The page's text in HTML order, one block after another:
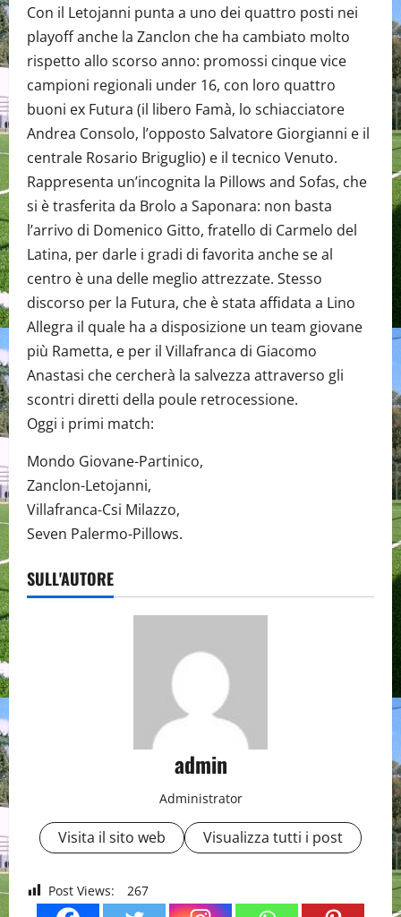
Con il Letojanni punta a uno dei quattro posti nei
playoff anche la Zanclon che ha cambiato molto
rispetto allo scorso anno: promossi cinque vice
campioni regionali under 16, con loro quattro
buoni ex Futura (il libero Famà, lo schiacciatore
Andrea Consolo, l’opposto Salvatore Giorgianni e il
centrale Rosario Briguglio) e il tecnico Venuto.
Rappresenta un’incognita la Pillows and Sofas, che
si è trasferita da Brolo a Saponara: non basta
l’arrivo di Domenico Gitto, fratello di Carmelo del
Latina, per darle i gradi di favorita anche se al
centro è una delle meglio attrezzate. Stesso
discorso per la Futura, che è stata affidata a Lino
Allegra il quale ha a disposizione un team giovane
più Rametta, e per il Villafranca di Giacomo
Anastasi che cercherà la salvezza attraverso gli
scontri diretti della poule retrocessione.
Oggi i primi match:
Mondo Giovane-Partinico,
Zanclon-Letojanni,
Villafranca-Csi Milazzo,
Seven Palermo-Pillows.
SULL'AUTORE
admin
Administrator
Visita il sito web Visualizza tutti i post
Post Views: 267